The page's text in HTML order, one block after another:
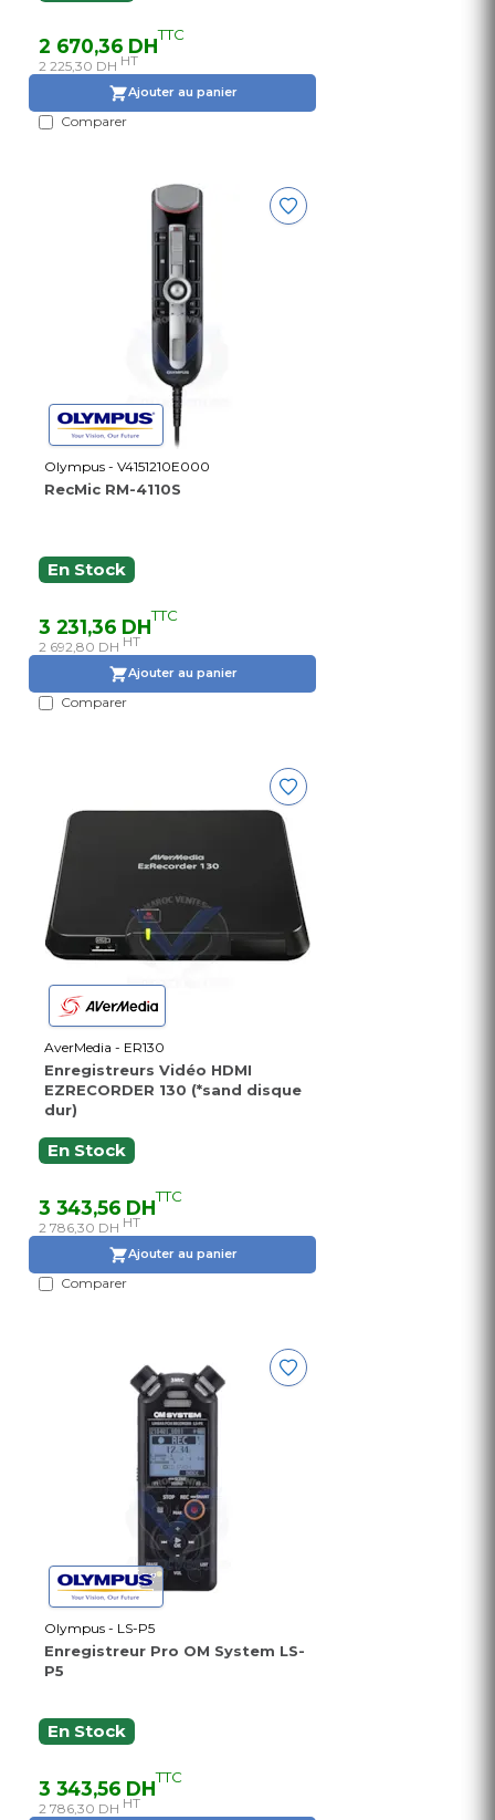
2 670,36 DHTTC
2 225,30 DH HT
Ajouter au panier
Comparer
Olympus - V4151210E000
RecMic RM-4110S
En Stock
3 231,36 DHTTC
2 692,80 DH HT
Ajouter au panier
Comparer
AverMedia - ER130
Enregistreurs Vidéo HDMI
EZRECORDER 130 (*sand disque
dur)
En Stock
3 343,56 DHTTC
2 786,30 DH HT
Ajouter au panier
Comparer
Olympus - LS-P5
Enregistreur Pro OM System LS-
P5
En Stock
3 343,56 DHTTC
2 786,30 DH HT